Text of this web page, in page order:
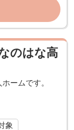
のはな高
ームです。
象